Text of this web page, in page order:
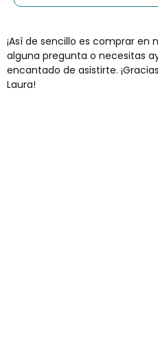
¡Así de sencillo es comprar en
alguna pregunta o necesitas
encantado de asistirte.
Laura!